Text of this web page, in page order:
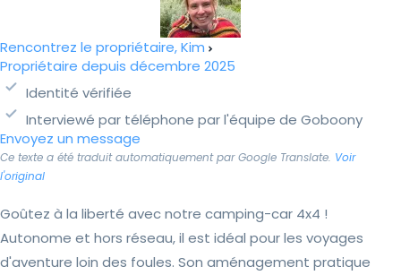
Rencontrez le propriétaire, Kim
Propriétaire depuis décembre 2025
Identité vérifiée
Interviewé par téléphone par l'équipe de Goboony
Envoyez un message
Ce texte a été traduit automatiquement par Google Translate. Voir
l'original
Goûtez à la liberté avec notre camping-car 4x4 !
Autonome et hors réseau, il est idéal pour les voyages
d'aventure loin des foules. Son aménagement pratique